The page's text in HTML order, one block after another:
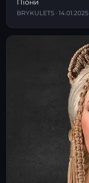
Піони
BRYKULETS · 14.01.2025